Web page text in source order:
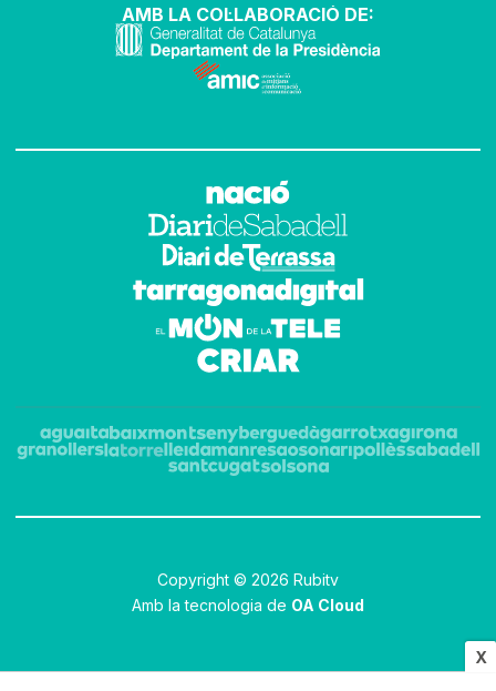
X
AMB LA COL·LABORACIÓ DE:
Copyright © 2026 Rubitv
Amb la tecnologia de OA Cloud